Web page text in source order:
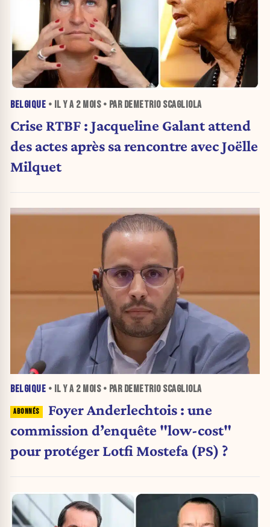
BELGIQUE • IL Y A 2 MOIS• PAR DEMETRIO SCAGLIOLA
Crise RTBF : Jacqueline Galant attend
des actes après sa rencontre avec Joëlle
Milquet
BELGIQUE • IL Y A 2 MOIS• PAR DEMETRIO SCAGLIOLA
Foyer Anderlechtois : une
commission d’enquête "low-cost"
pour protéger Lotfi Mostefa (PS) ?